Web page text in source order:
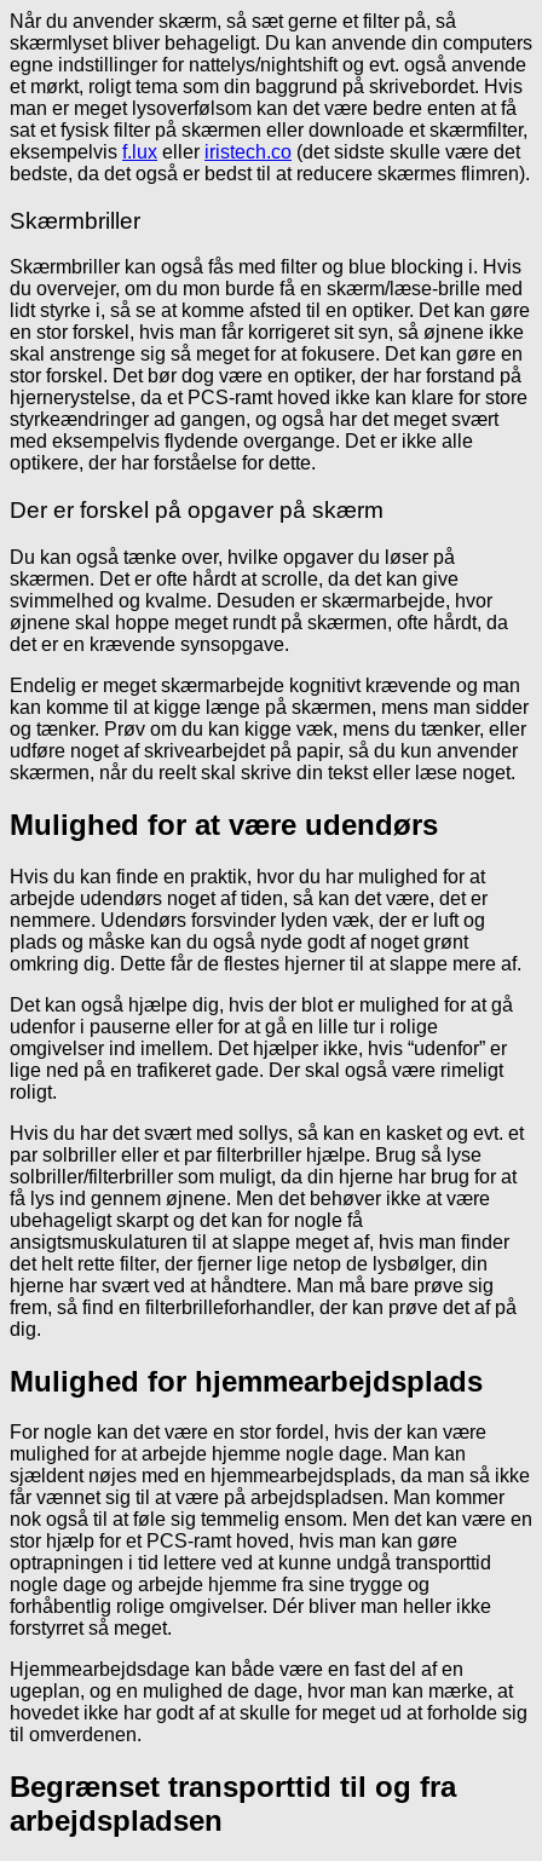
Når du anvender skærm, så sæt gerne et filter på, så
skærmlyset bliver behageligt. Du kan anvende din computers
egne indstillinger for nattelys/nightshift og evt. også anvende
et mørkt, roligt tema som din baggrund på skrivebordet. Hvis
man er meget lysoverfølsom kan det være bedre enten at få
sat et fysisk filter på skærmen eller downloade et skærmfilter,
eksempelvis f.lux eller iristech.co (det sidste skulle være det
bedste, da det også er bedst til at reducere skærmes flimren).
Skærmbriller
Skærmbriller kan også fås med filter og blue blocking i. Hvis
du overvejer, om du mon burde få en skærm/læse-brille med
lidt styrke i, så se at komme afsted til en optiker. Det kan gøre
en stor forskel, hvis man får korrigeret sit syn, så øjnene ikke
skal anstrenge sig så meget for at fokusere. Det kan gøre en
stor forskel. Det bør dog være en optiker, der har forstand på
hjernerystelse, da et PCS-ramt hoved ikke kan klare for store
styrkeændringer ad gangen, og også har det meget svært
med eksempelvis flydende overgange. Det er ikke alle
optikere, der har forståelse for dette.
Der er forskel på opgaver på skærm
Du kan også tænke over, hvilke opgaver du løser på
skærmen. Det er ofte hårdt at scrolle, da det kan give
svimmelhed og kvalme. Desuden er skærmarbejde, hvor
øjnene skal hoppe meget rundt på skærmen, ofte hårdt, da
det er en krævende synsopgave.
Endelig er meget skærmarbejde kognitivt krævende og man
kan komme til at kigge længe på skærmen, mens man sidder
og tænker. Prøv om du kan kigge væk, mens du tænker, eller
udføre noget af skrivearbejdet på papir, så du kun anvender
skærmen, når du reelt skal skrive din tekst eller læse noget.
Mulighed for at være udendørs
Hvis du kan finde en praktik, hvor du har mulighed for at
arbejde udendørs noget af tiden, så kan det være, det er
nemmere. Udendørs forsvinder lyden væk, der er luft og
plads og måske kan du også nyde godt af noget grønt
omkring dig. Dette får de flestes hjerner til at slappe mere af.
Det kan også hjælpe dig, hvis der blot er mulighed for at gå
udenfor i pauserne eller for at gå en lille tur i rolige
omgivelser ind imellem. Det hjælper ikke, hvis “udenfor” er
lige ned på en trafikeret gade. Der skal også være rimeligt
roligt.
Hvis du har det svært med sollys, så kan en kasket og evt. et
par solbriller eller et par filterbriller hjælpe. Brug så lyse
solbriller/filterbriller som muligt, da din hjerne har brug for at
få lys ind gennem øjnene. Men det behøver ikke at være
ubehageligt skarpt og det kan for nogle få
ansigtsmuskulaturen til at slappe meget af, hvis man finder
det helt rette filter, der fjerner lige netop de lysbølger, din
hjerne har svært ved at håndtere. Man må bare prøve sig
frem, så find en filterbrilleforhandler, der kan prøve det af på
dig.
Mulighed for hjemmearbejdsplads
For nogle kan det være en stor fordel, hvis der kan være
mulighed for at arbejde hjemme nogle dage. Man kan
sjældent nøjes med en hjemmearbejdsplads, da man så ikke
får vænnet sig til at være på arbejdspladsen. Man kommer
nok også til at føle sig temmelig ensom. Men det kan være en
stor hjælp for et PCS-ramt hoved, hvis man kan gøre
optrapningen i tid lettere ved at kunne undgå transporttid
nogle dage og arbejde hjemme fra sine trygge og
forhåbentlig rolige omgivelser. Dér bliver man heller ikke
forstyrret så meget.
Hjemmearbejdsdage kan både være en fast del af en
ugeplan, og en mulighed de dage, hvor man kan mærke, at
hovedet ikke har godt af at skulle for meget ud at forholde sig
til omverdenen.
Begrænset transporttid til og fra
arbejdspladsen